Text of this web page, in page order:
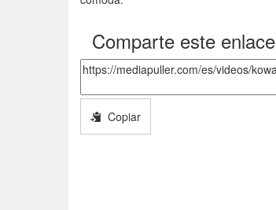
Comparte este enlace
Copiar